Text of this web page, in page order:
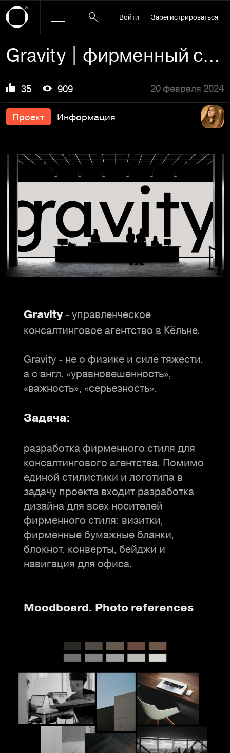
Войти Зарегистрироваться
Gravity | фирменный стиль консалтинга
35 909 20 февраля 2024
Проект Информация
Gravity- управленческое
консалтинговое агентство в Кёльне.
Gravity - не о физике и силе тяжести,
а с англ. «уравновешенность»,
«важность», «серьезность».
Задача:
разработка фирменного стиля для
консалтингового агентства. Помимо
единой стилистики и логотипа в
задачу проекта входит разработка
дизайна для всех носителей
фирменного стиля: визитки,
фирменные бумажные бланки,
блокнот, конверты, бейджи и
навигация для офиса.
Moodboard. Photo references